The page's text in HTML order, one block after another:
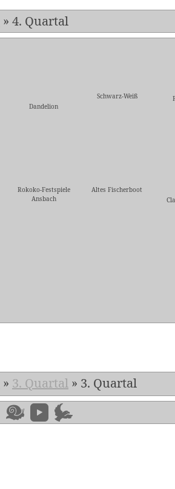
» 4. Quartal
Dandelion
Schwarz-Weiß
Rokoko-Festspiele
Ansbach
Altes Fischerboot
» 3. Quartal » 3. Quartal